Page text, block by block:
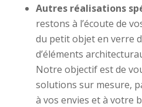
Autres réalisations
restons à l’écoute de
du petit objet en verre
d’éléments
Notre objectif est de
solutions sur mesure,
à vos envies et à votre